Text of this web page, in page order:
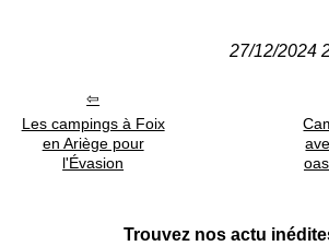
27/12/2024
Les campings à Foix
en Ariège pour
l'Évasion
Trouvez nos actu